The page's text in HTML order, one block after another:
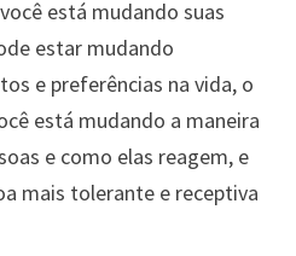
está mudando suas
estar mudando
e preferências na vida, o
está mudando a maneira
e como elas reagem, e
mais tolerante e receptiva